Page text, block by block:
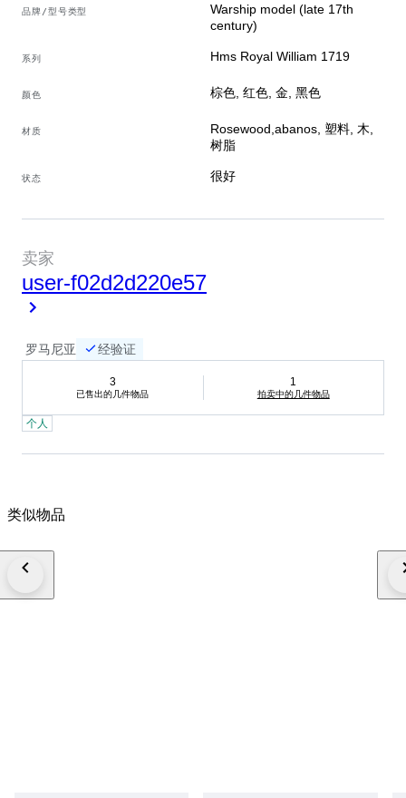
品牌/型号类型
Warship model (late 17th
century)
系列 Hms Royal William 1719
颜色 棕色, 红色, 金, 黑色
材质
Rosewood,abanos, 塑料, 木,
树脂
状态 很好
卖家
user-f02d2d220e57
罗马尼亚 经验证
3
已售出的几件物品
1
拍卖中的几件物品
个人
类似物品